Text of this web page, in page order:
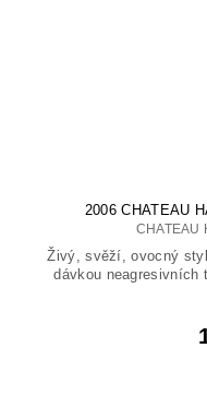
2006 CHATEAU
CHATEAU
Živý, svěží, ovocný
dávkou neagresivních